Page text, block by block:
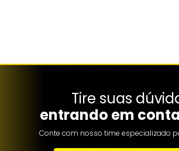
Tire suas
entrando em
Conte com nosso time especializado